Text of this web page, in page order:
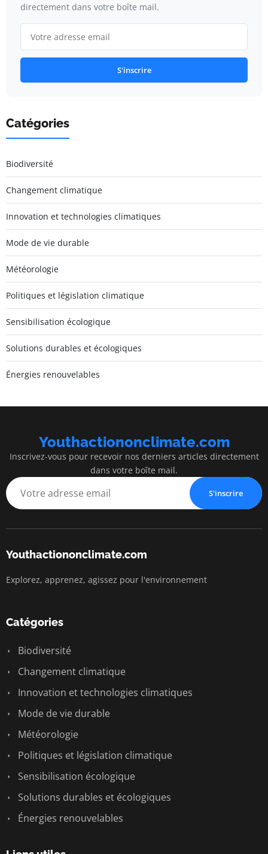
directement dans votre boîte mail.
S'inscrire
Catégories
Biodiversité
Changement climatique
Innovation et technologies climatiques
Mode de vie durable
Météorologie
Politiques et législation climatique
Sensibilisation écologique
Solutions durables et écologiques
Énergies renouvelables
Youthactiononclimate.com
Inscrivez-vous pour recevoir nos derniers articles directement
dans votre boîte mail.
S'inscrire
Youthactiononclimate.com
Explorez, apprenez, agissez pour l'environnement
Catégories
Biodiversité
Changement climatique
Innovation et technologies climatiques
Mode de vie durable
Météorologie
Politiques et législation climatique
Sensibilisation écologique
Solutions durables et écologiques
Énergies renouvelables